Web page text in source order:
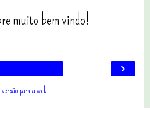
muito bem vindo!
›
para a web